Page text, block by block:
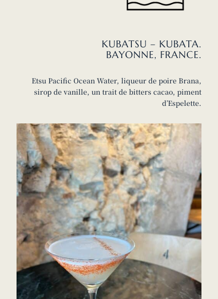
KUBATSU – KUBATA.
BAYONNE, FRANCE.
Etsu Pacific Ocean Water, liqueur de poire Brana,
sirop de vanille, un trait de bitters cacao, piment
d’Espelette.